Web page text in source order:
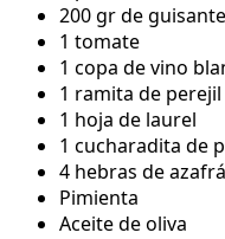
200 gr de
1 tomate
1 copa de vino
1 ramita de perejil
1 hoja de laurel
1 cucharadita de
4 hebras de
Pimienta
Aceite de oliva